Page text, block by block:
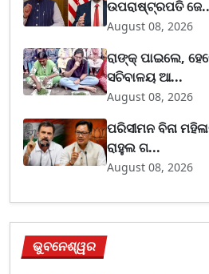
ଉପରାଷ୍ଟ୍ରପତି
August 08, 2026
ରାଙ୍କ୍ ପାଇଲେ,
ସଚିବାଳୟ ଆ...
August 08, 2026
ପରିସୀମନ ବିନା
ରାହୁଲ ଗ...
August 08, 2026
ଭୁବନେଶ୍ୱର